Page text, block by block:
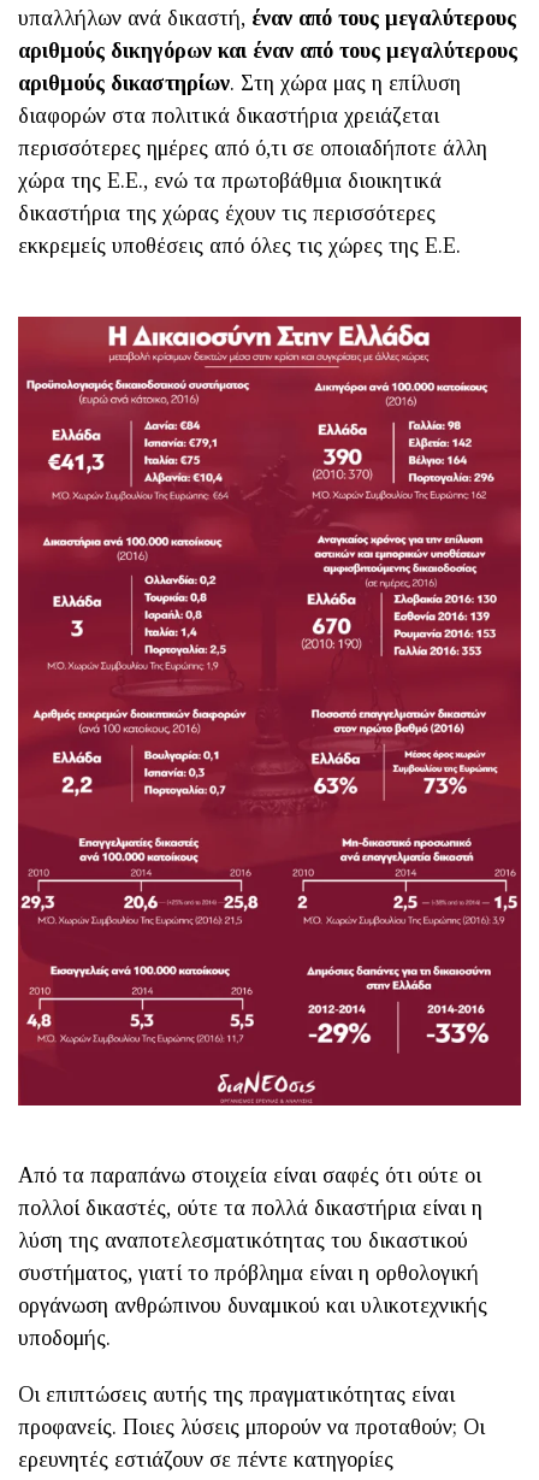
υπαλλήλων ανά δικαστή, έναν από τους μεγαλύτερους
αριθμούς δικηγόρων και έναν από τους μεγαλύτερους
αριθμούς δικαστηρίων. Στη χώρα μας η επίλυση
διαφορών στα πολιτικά δικαστήρια χρειάζεται
περισσότερες ημέρες από ό,τι σε οποιαδήποτε άλλη
χώρα της Ε.Ε., ενώ τα πρωτοβάθμια διοικητικά
δικαστήρια της χώρας έχουν τις περισσότερες
εκκρεμείς υποθέσεις από όλες τις χώρες της Ε.Ε.
Από τα παραπάνω στοιχεία είναι σαφές ότι ούτε οι
πολλοί δικαστές, ούτε τα πολλά δικαστήρια είναι η
λύση της αναποτελεσματικότητας του δικαστικού
συστήματος, γιατί το πρόβλημα είναι η ορθολογική
οργάνωση ανθρώπινου δυναμικού και υλικοτεχνικής
υποδομής.
Οι επιπτώσεις αυτής της πραγματικότητας είναι
προφανείς. Ποιες λύσεις μπορούν να προταθούν; Οι
ερευνητές εστιάζουν σε πέντε κατηγορίες